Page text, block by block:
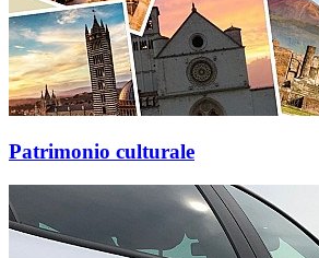
Patrimonio culturale